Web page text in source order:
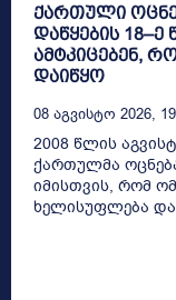
ქართული
დაწყების
ამტკიცებენ,
დაიწყო
08 Აგვისტო 2026,
2008 წლის
ქართულმა
იმისთვის, რომ
ხელისუფლება